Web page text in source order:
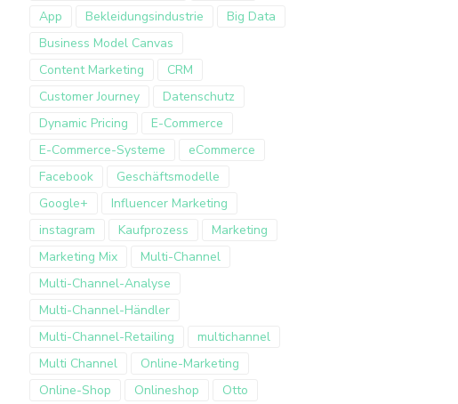
App
Bekleidungsindustrie
Big Data
Business Model Canvas
Content Marketing
CRM
Customer Journey
Datenschutz
Dynamic Pricing
E-Commerce
E-Commerce-Systeme
eCommerce
Facebook
Geschäftsmodelle
Google+
Influencer Marketing
instagram
Kaufprozess
Marketing
Marketing Mix
Multi-Channel
Multi-Channel-Analyse
Multi-Channel-Händler
Multi-Channel-Retailing
multichannel
Multi Channel
Online-Marketing
Online-Shop
Onlineshop
Otto